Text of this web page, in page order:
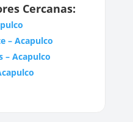
Cercanas:
– Acapulco
– Acapulco